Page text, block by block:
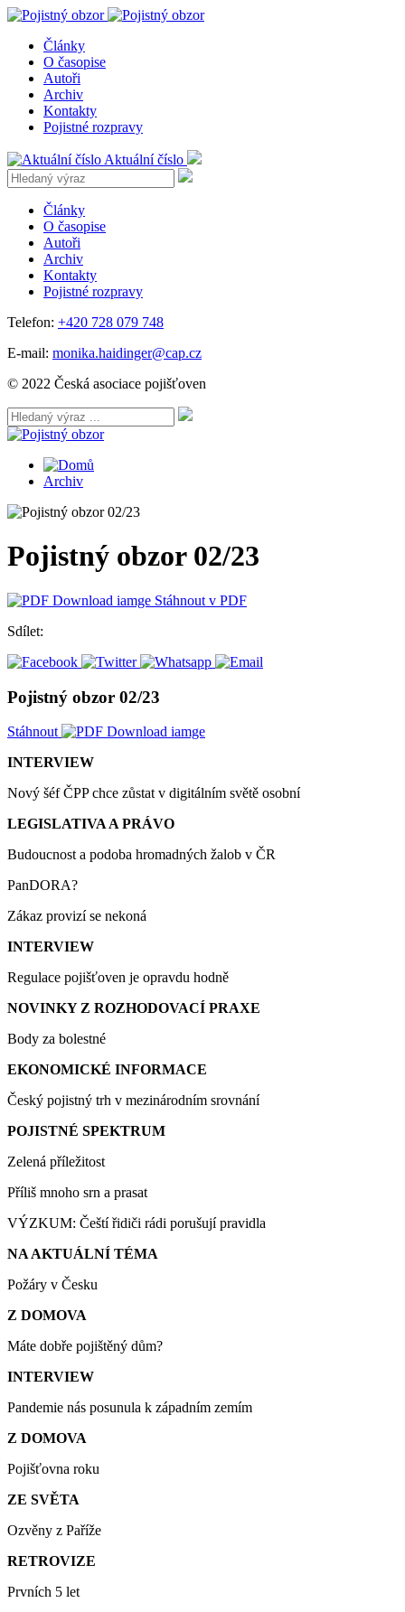
Články
O časopise
Autoři
Archiv
Kontakty
Pojistné rozpravy
Aktuální číslo
Články
O časopise
Autoři
Archiv
Kontakty
Pojistné rozpravy
Telefon: +420 728 079 748
E-mail: monika.haidinger@cap.cz
© 2022 Česká asociace pojišťoven
Archiv
Pojistný obzor 02/23
Stáhnout v PDF
Sdílet:
Pojistný obzor 02/23
Stáhnout
INTERVIEW
Nový šéf ČPP chce zůstat v digitálním světě osobní
LEGISLATIVA A PRÁVO
Budoucnost a podoba hromadných žalob v ČR
PanDORA?
Zákaz provizí se nekoná
INTERVIEW
Regulace pojišťoven je opravdu hodně
NOVINKY Z ROZHODOVACÍ PRAXE
Body za bolestné
EKONOMICKÉ INFORMACE
Český pojistný trh v mezinárodním srovnání
POJISTNÉ SPEKTRUM
Zelená příležitost
Příliš mnoho srn a prasat
VÝZKUM: Čeští řidiči rádi porušují pravidla
NA AKTUÁLNÍ TÉMA
Požáry v Česku
Z DOMOVA
Máte dobře pojištěný dům?
INTERVIEW
Pandemie nás posunula k západním zemím
Z DOMOVA
Pojišťovna roku
ZE SVĚTA
Ozvěny z Paříže
RETROVIZE
Prvních 5 let